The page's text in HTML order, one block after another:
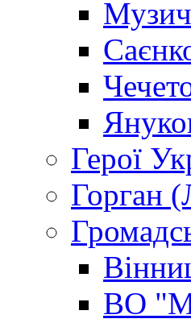
Герої
Горган
ВО